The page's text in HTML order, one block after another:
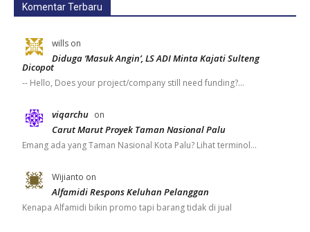
Komentar Terbaru
wills on
Diduga ‘Masuk Angin’, LS ADI Minta Kajati Sulteng
Dicopot
-- Hello, Does your project/company still need funding?…
viqarchu on
Carut Marut Proyek Taman Nasional Palu
Emang ada yang Taman Nasional Kota Palu? Lihat terminol…
Wijianto on
Alfamidi Respons Keluhan Pelanggan
Kenapa Alfamidi bikin promo tapi barang tidak di jual